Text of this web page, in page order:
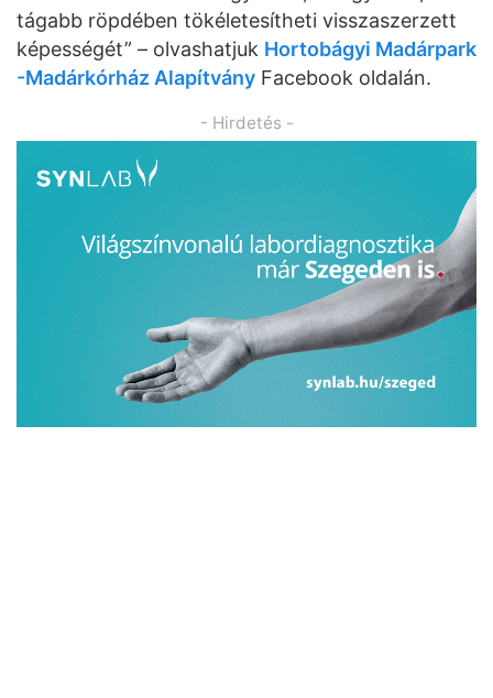
tágabb röpdében tökéletesítheti visszaszerzett
képességét” – olvashatjuk Hortobágyi Madárpark
-Madárkórház Alapítvány Facebook oldalán.
- Hirdetés -